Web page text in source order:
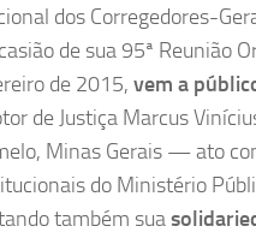
dos Corregedores-
de sua 95ª Reunião
de 2015, vem a
de Justiça Marcus
Minas Gerais — ato
do Ministério
também sua